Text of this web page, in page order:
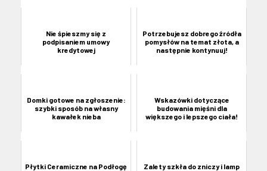
Nie śpieszmy się z
podpisaniem umowy
kredytowej
Potrzebujesz dobrego źródła
pomysłów na temat złota, a
następnie kontynuuj!
Domki gotowe na zgłoszenie:
szybki sposób na własny
kawałek nieba
Wskazówki dotyczące
budowania mięśni dla
większego i lepszego ciała!
Płytki Ceramiczne na Podłogę
Zalety szkła do zniczy i lamp